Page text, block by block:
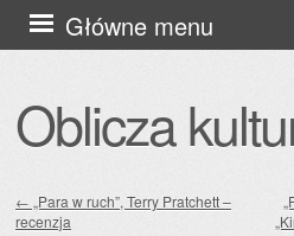
Oblicza
Główne menu
Przejdź
do
← „Para w ruch”, Terry Pratchett –
recenzja